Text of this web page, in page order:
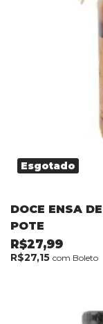
Esgotado
DOCE ENSA
POTE
R$27,99
R$27,15 com Boleto